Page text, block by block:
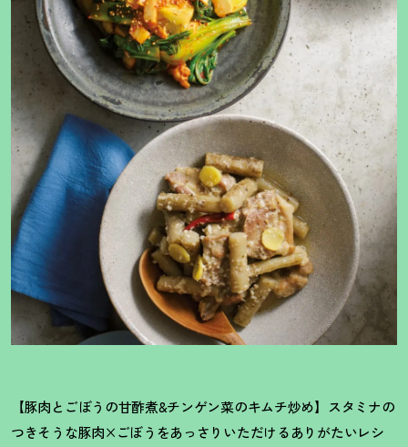
【豚肉とごぼうの甘酢煮&チンゲン菜のキムチ炒め】スタミナの
つきそうな豚肉×ごぼうをあっさりいただけるありがたいレシ